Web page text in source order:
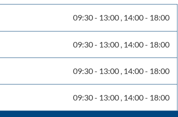
09:30- 13:00 14:00- 18:00
09:30- 13:00 14:00- 18:00
09:30- 13:00 14:00- 18:00
09:30- 13:00 14:00- 18:00